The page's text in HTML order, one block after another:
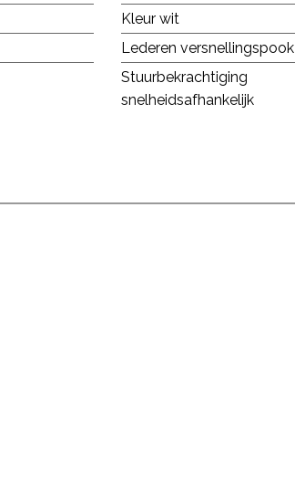
Kleur wit
Lederen versnellingspook
Stuurbekrachtiging
snelheidsafhankelijk